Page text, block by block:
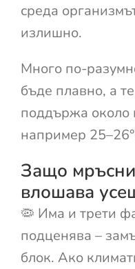
среда
излишно.
Много по-
бъде плавно, а
поддържа около
например
Защо
влошава
🦠 Има и трети
подценява –
блок. Ако